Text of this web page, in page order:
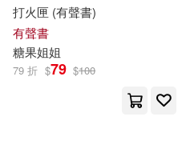
打火匣 (有聲書)
有聲書
糖果姐姐
79 折 $79 $100